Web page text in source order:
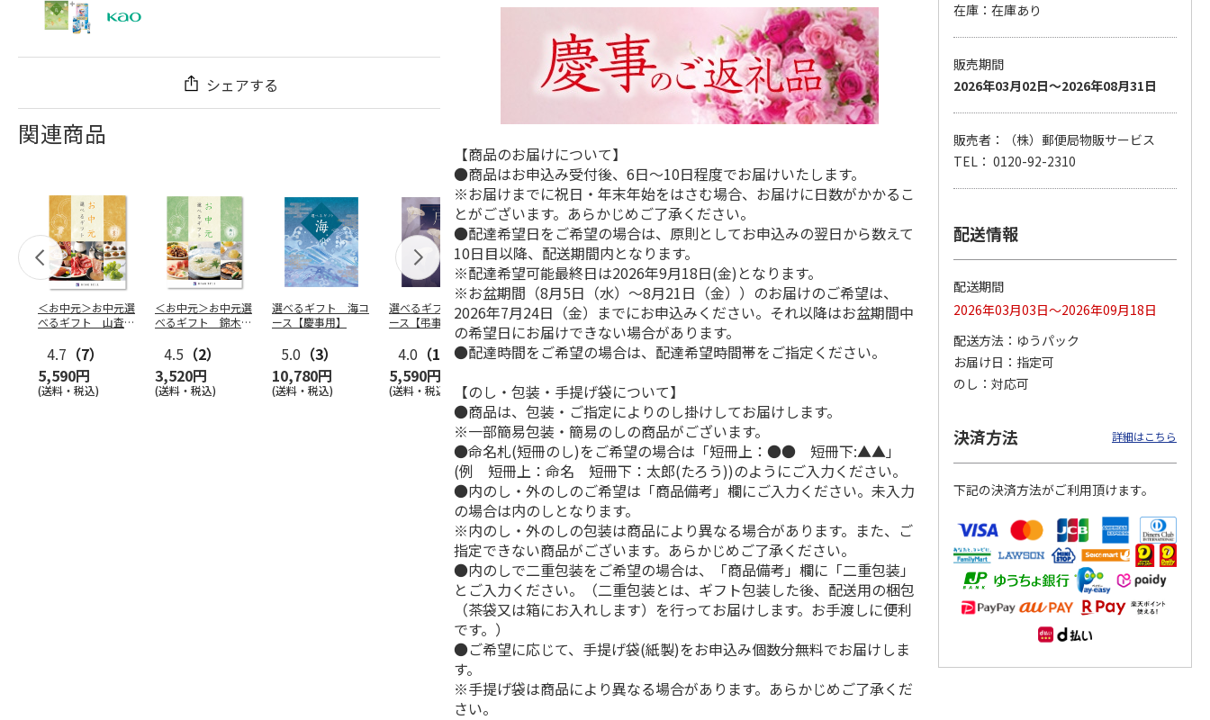
シェアする
関連商品
＜お中元＞お中元選
べるギフト 山査子
4.7 （7）
5,590円
(送料・税込)
＜お中元＞お中元選
べるギフト 錦木コ
4.5 （2）
3,520円
(送料・税込)
選べるギフト 海コ
ース【慶事用】
5.0 （3）
10,780円
(送料・税込)
選べるギフト 月コ
ース【弔事用】
4.0 （1）
5,590円
(送料・税込)
＜お中元＞お中元選
べるギフト 栴檀コ
ース
5.0（5）
(送料・税込)
選べるギフト 海コ
ース【弔事用】
4.4 （5）
(送料・税込)
選べるギフト 月コ
ース【慶事用】
5.0 （3）
選べるギフト 山コ
ース【弔事用】
4.8
選べるギフト 鳥コ
4.2 （6）
3,520円
(送料・税込)
選べるギフト 花コ
【商品のお届けについて】
●商品はお申込み受付後、6日～10日程度でお届けいたします。
※お届けまでに祝日・年末年始をはさむ場合、お届けに日数がかかるこ
とがございます。あらかじめご了承ください。
●配達希望日をご希望の場合は、原則としてお申込みの翌日から数えて
10日目以降、配送期間内となります。
※配達希望可能最終日は2026年9月18日(金)となります。
※お盆期間（8月5日（水）～8月21日（金））のお届けのご希望は、
2026年7月24日（金）までにお申込みください。それ以降はお盆期間中
の希望日にお届けできない場合があります。
●配達時間をご希望の場合は、配達希望時間帯をご指定ください。
【のし・包装・手提げ袋について】
●商品は、包装・ご指定によりのし掛けしてお届けします。
※一部簡易包装・簡易のしの商品がございます。
●命名札(短冊のし)をご希望の場合は「短冊上：●● 短冊下:▲▲」
(例 短冊上：命名 短冊下：太郎(たろう))のようにご入力ください。
●内のし・外のしのご希望は「商品備考」欄にご入力ください。未入力
の場合は内のしとなります。
※内のし・外のしの包装は商品により異なる場合があります。また、ご
指定できない商品がございます。あらかじめご了承ください。
●内のしで二重包装をご希望の場合は、「商品備考」欄に「二重包装」
とご入力ください。（二重包装とは、ギフト包装した後、配送用の梱包
（茶袋又は箱にお入れします）を行ってお届けします。お手渡しに便利
です。）
●ご希望に応じて、手提げ袋(紙製)をお申込み個数分無料でお届けしま
す。
※手提げ袋は商品により異なる場合があります。あらかじめご了承くだ
さい。
在庫：在庫あり
販売期間
2026年03月02日～2026年08月31日
販売者：（株）郵便局物販サービス
TEL： 0120-92-2310
配送情報
配送期間
2026年03月03日～2026年09月18日
配送方法
ゆうパック
お届け日
指定可
のし
対応可
決済方法 詳細はこちら
下記の決済方法がご利用頂けます。